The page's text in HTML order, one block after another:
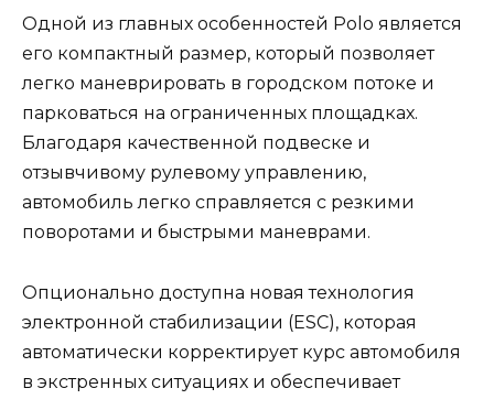
Одной из главных особенностей Polo является
его компактный размер, который позволяет
легко маневрировать в городском потоке и
парковаться на ограниченных площадках.
Благодаря качественной подвеске и
отзывчивому рулевому управлению,
автомобиль легко справляется с резкими
поворотами и быстрыми маневрами.
Опционально доступна новая технология
электронной стабилизации (ESC), которая
автоматически корректирует курс автомобиля
в экстренных ситуациях и обеспечивает